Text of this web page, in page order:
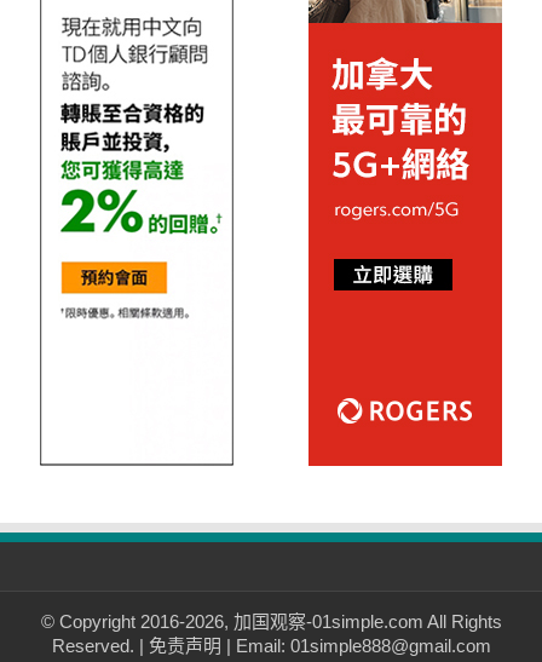
© Copyright 2016-2026, 加国观察-01simple.com All Rights
Reserved. | 免责声明 | Email: 01simple888@gmail.com